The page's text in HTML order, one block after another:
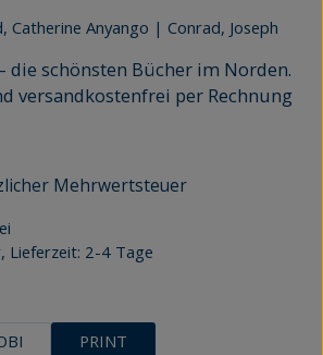
Catherine Anyango | Conrad, Joseph
die schönsten Bücher im Norden.
versandkostenfrei per Rechnung
Mehrwertsteuer
Lieferzeit: 2-4 Tage
PRINT